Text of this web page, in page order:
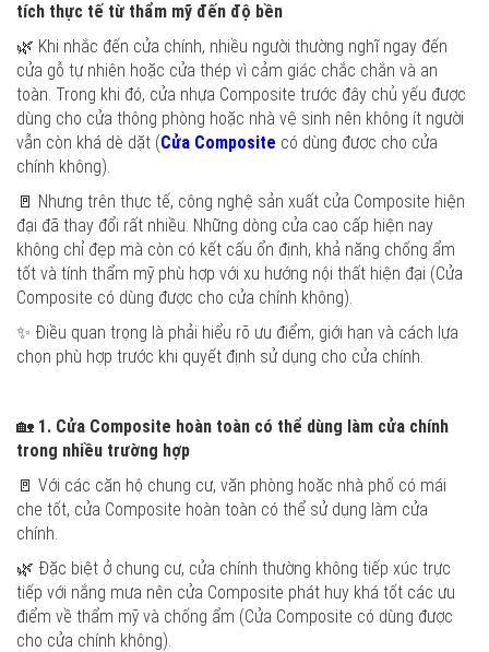
tích thực tế từ thẩm mỹ đến độ bền
🌿 Khi nhắc đến cửa chính, nhiều người thường nghĩ ngay đến
cửa gỗ tự nhiên hoặc cửa thép vì cảm giác chắc chắn và an
toàn. Trong khi đó, cửa nhựa Composite trước đây chủ yếu được
dùng cho cửa thông phòng hoặc nhà vệ sinh nên không ít người
vẫn còn khá dè dặt (Cửa Composite có dùng được cho cửa
chính không).
🚪 Nhưng trên thực tế, công nghệ sản xuất cửa Composite hiện
đại đã thay đổi rất nhiều. Những dòng cửa cao cấp hiện nay
không chỉ đẹp mà còn có kết cấu ổn định, khả năng chống ẩm
tốt và tính thẩm mỹ phù hợp với xu hướng nội thất hiện đại (Cửa
Composite có dùng được cho cửa chính không).
✨ Điều quan trọng là phải hiểu rõ ưu điểm, giới hạn và cách lựa
chọn phù hợp trước khi quyết định sử dụng cho cửa chính.
🏡 1. Cửa Composite hoàn toàn có thể dùng làm cửa chính
trong nhiều trường hợp
🚪 Với các căn hộ chung cư, văn phòng hoặc nhà phố có mái
che tốt, cửa Composite hoàn toàn có thể sử dụng làm cửa
chính.
🌿 Đặc biệt ở chung cư, cửa chính thường không tiếp xúc trực
tiếp với nắng mưa nên cửa Composite phát huy khá tốt các ưu
điểm về thẩm mỹ và chống ẩm (Cửa Composite có dùng được
cho cửa chính không).